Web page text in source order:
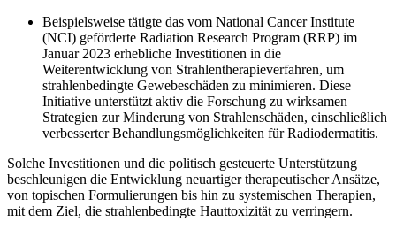
Beispielsweise tätigte das vom National Cancer Institute
(NCI) geförderte Radiation Research Program (RRP) im
Januar 2023 erhebliche Investitionen in die
Weiterentwicklung von Strahlentherapieverfahren, um
strahlenbedingte Gewebeschäden zu minimieren. Diese
Initiative unterstützt aktiv die Forschung zu wirksamen
Strategien zur Minderung von Strahlenschäden, einschließlich
verbesserter Behandlungsmöglichkeiten für Radiodermatitis.
Solche Investitionen und die politisch gesteuerte Unterstützung
beschleunigen die Entwicklung neuartiger therapeutischer Ansätze,
von topischen Formulierungen bis hin zu systemischen Therapien,
mit dem Ziel, die strahlenbedingte Hauttoxizität zu verringern.